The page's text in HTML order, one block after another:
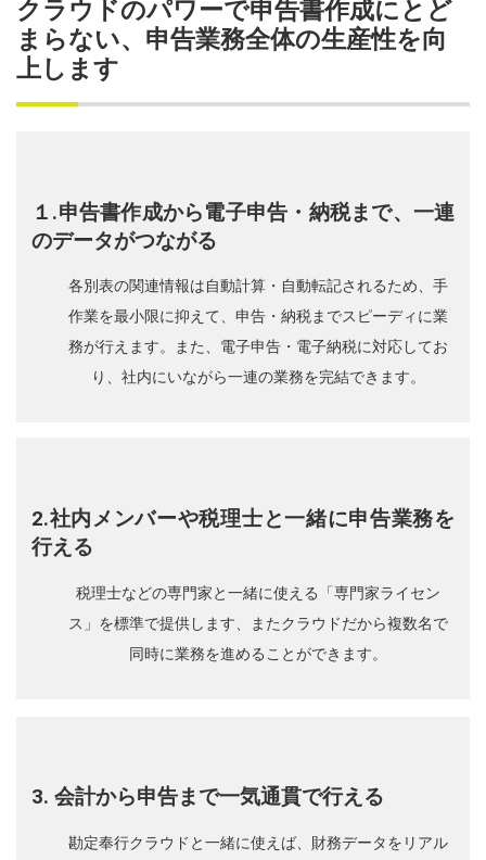
クラウドのパワーで申告書作成にとど
まらない、申告業務全体の生産性を向
上します
１.申告書作成から電子申告・納税まで、一連
のデータがつながる
各別表の関連情報は自動計算・自動転記されるため、手
作業を最小限に抑えて、申告・納税までスピーディに業
務が行えます。また、電子申告・電子納税に対応してお
り、社内にいながら一連の業務を完結できます。
2.社内メンバーや税理士と一緒に申告業務を
行える
税理士などの専門家と一緒に使える「専門家ライセン
ス」を標準で提供します、またクラウドだから複数名で
同時に業務を進めることができます。
3. 会計から申告まで一気通貫で行える
勘定奉行クラウドと一緒に使えば、財務データをリアル